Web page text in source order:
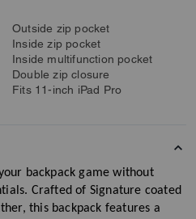
Outside zip pocket
Inside zip pocket
Inside multifunction pocket
Double zip closure
Fits 11-inch iPad Pro
backpack game without
Crafted of Signature coated
this backpack features a